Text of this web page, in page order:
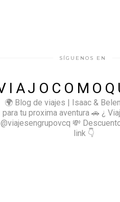
SÍGUENOS EN
🌍 Blog de viajes | Isaac & Belen
para tu proxima aventura 🚗 ¿
@viajesengrupovcq 💸
link 👇